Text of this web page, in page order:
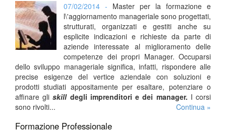
07/02/2014 - Master per la formazione e
l\'aggiornamento manageriale sono progettati,
strutturati, organizzati e gestiti anche su
esplicite indicazioni e richieste da parte di
aziende interessate al miglioramento delle
competenze dei propri Manager. Occuparsi
dello sviluppo manageriale significa, infatti, rispondere alle
precise esigenze del vertice aziendale con soluzioni e
prodotti studiati appositamente per esaltare, potenziare o
affinare gliskilldegli imprenditori e dei manager. I corsi
sono rivolti...
Continua »
Formazione Professionale